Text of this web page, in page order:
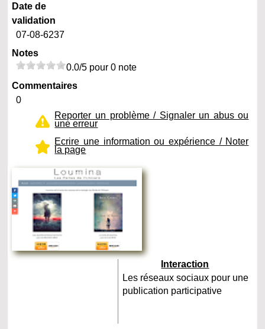
Date de
validation
07-08-6237
Notes
0.0/5 pour 0 note
Commentaires
0
Reporter un problème / Signaler un abus ou
une erreur
Ecrire une information ou expérience / Noter
la page
Interaction
Les réseaux sociaux pour une
publication participative